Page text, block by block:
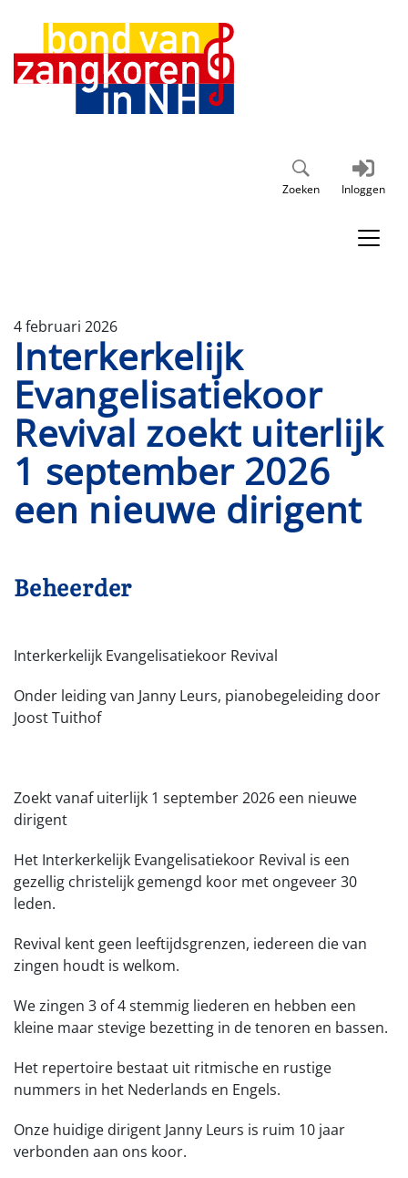
Zoeken Inloggen
4 februari 2026
Interkerkelijk
Evangelisatiekoor
Revival zoekt uiterlijk
1 september 2026
een nieuwe dirigent
Beheerder
Interkerkelijk Evangelisatiekoor Revival
Onder leiding van Janny Leurs, pianobegeleiding door
Joost Tuithof
Zoekt vanaf uiterlijk 1 september 2026 een nieuwe
dirigent
Het Interkerkelijk Evangelisatiekoor Revival is een
gezellig christelijk gemengd koor met ongeveer 30
leden.
Revival kent geen leeftijdsgrenzen, iedereen die van
zingen houdt is welkom.
We zingen 3 of 4 stemmig liederen en hebben een
kleine maar stevige bezetting in de tenoren en bassen.
Het repertoire bestaat uit ritmische en rustige
nummers in het Nederlands en Engels.
Onze huidige dirigent Janny Leurs is ruim 10 jaar
verbonden aan ons koor.